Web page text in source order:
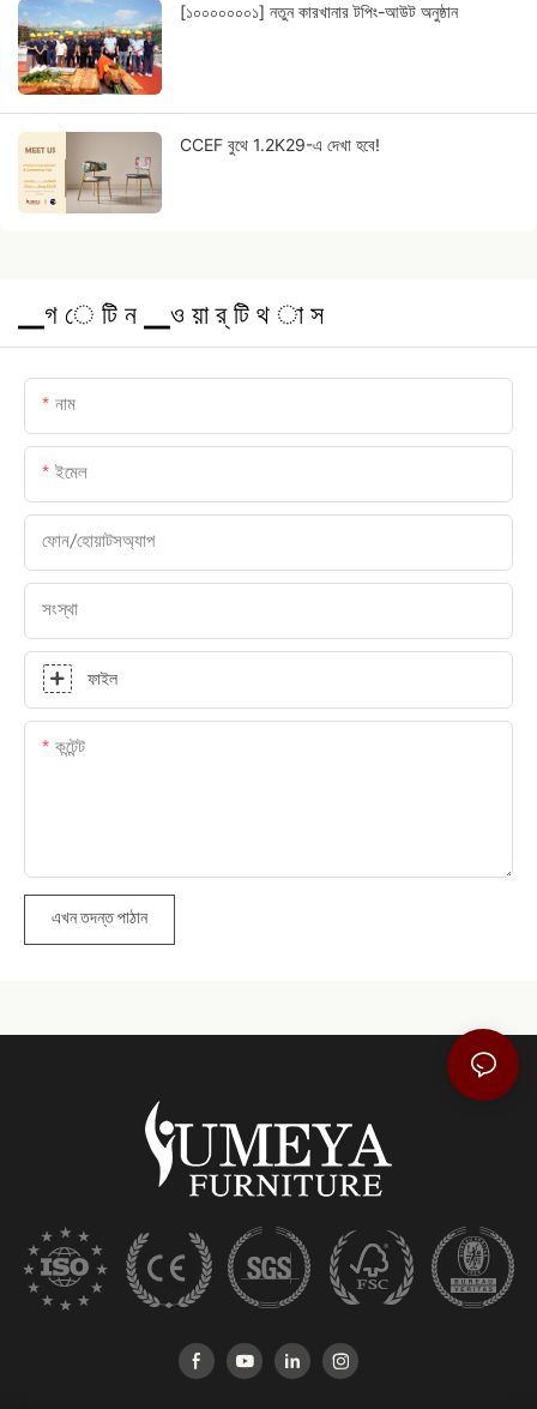
[১০০০০০০০১] নতুন কারখানার টপিং-আউট অনুষ্ঠান
CCEF বুথে 1.2K29-এ দেখা হবে!
▁গ ে টি ন ▁ও য়া র্ টি থ া স
নাম
ইমেল
ফোন/হোয়াটসঅ্যাপ
সংস্থা
ফাইল
কন্টেন্ট
এখন তদন্ত পাঠান